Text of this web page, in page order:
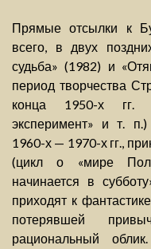
Прямые отсылки к
всего, в двух
судьба» (1982) и
период творчества
конца 1950-х гг.
эксперимент» и т.
1960-х — 1970-х гг.,
(цикл о «мире
начинается в
приходят к
потерявшей
рациональный